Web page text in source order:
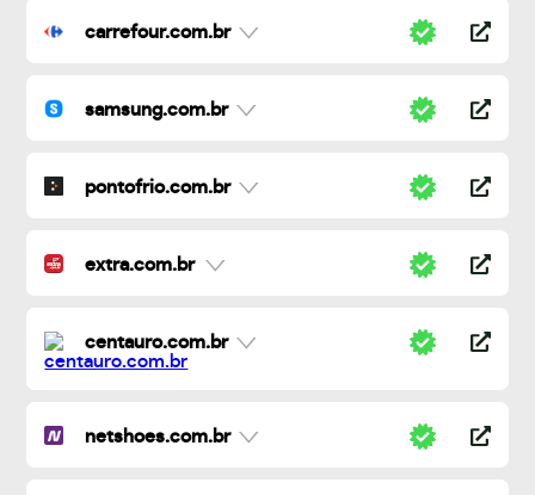
carrefour.com.br
samsung.com.br
pontofrio.com.br
extra.com.br
centauro.com.br
netshoes.com.br